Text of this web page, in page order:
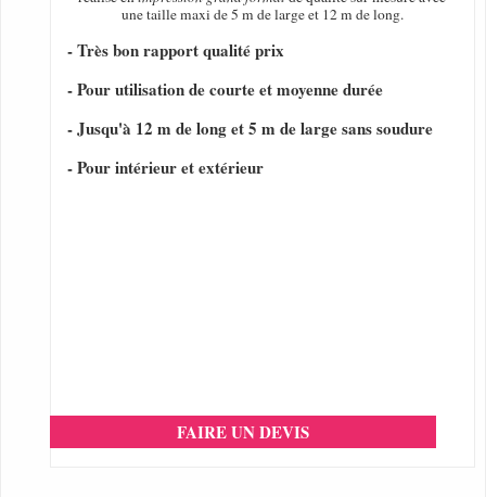
une taille maxi de 5 m de large et 12 m de long.
- Très bon rapport qualité prix
- Pour utilisation de courte et moyenne durée
- Jusqu'à 12 m de long et 5 m de large sans soudure
- Pour intérieur et extérieur
FAIRE UN DEVIS